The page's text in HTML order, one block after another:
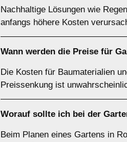
Nachhaltige Lösungen wie
anfangs höhere Kosten
Wann werden die Preise für
Die Kosten für Baumaterialien
Preissenkung ist
Worauf sollte ich bei der
Beim Planen eines Gartens in